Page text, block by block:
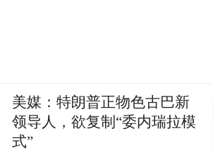
美媒：特朗普正物色古巴新
领导人，欲复制“委内瑞拉模
式”